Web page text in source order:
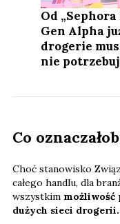
Od
Gen Alpha
drogerie
nie
Co
Choć stanowisko
całego handlu, dla
wszystkim możliwość
dużych sieci drogerii.